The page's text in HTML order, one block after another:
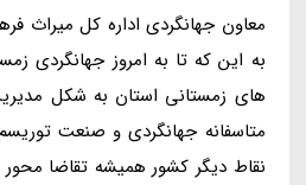
معاون جهانگردی اداره کل میراث
به این که تا به امروز جهانگردی
های زمستانی استان به شکل
متاسفانه جهانگردی و صنعت
نقاط دیگر کشور همیشه تقاضا